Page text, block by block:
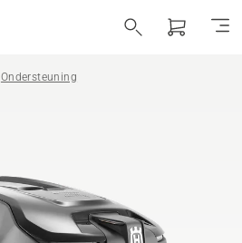
Ondersteuning